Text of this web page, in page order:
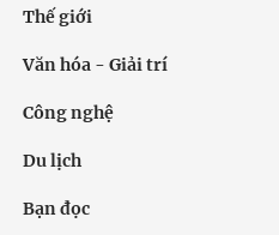
Thế giới
Văn hóa - Giải trí
Công nghệ
Du lịch
Bạn đọc